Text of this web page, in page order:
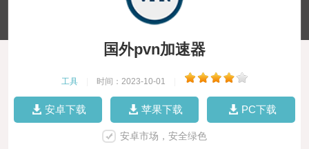
国外pvn加速器
工具 时间：2023-10-01
安卓下载 苹果下载 PC下载
安卓市场，安全绿色